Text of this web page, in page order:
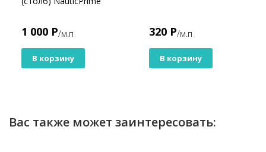
1 000 Р/м.п
В корзину
320 Р/м.п
В корзину
Вас также может заинтересовать: